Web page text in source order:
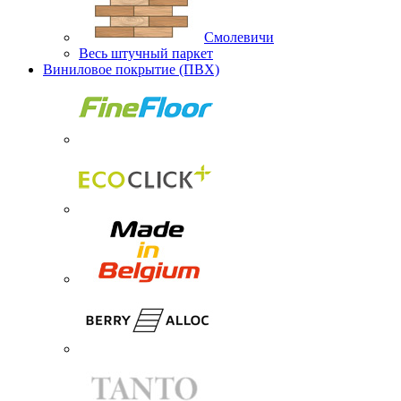
Смолевичи
Весь штучный паркет
Виниловое покрытие (ПВХ)